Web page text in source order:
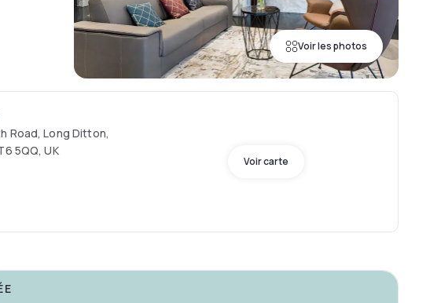
Voir les photos
Road, Long Ditton,
5QQ, UK
Voir carte